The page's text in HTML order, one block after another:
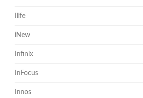
Ilife
iNew
Infinix
InFocus
Innos